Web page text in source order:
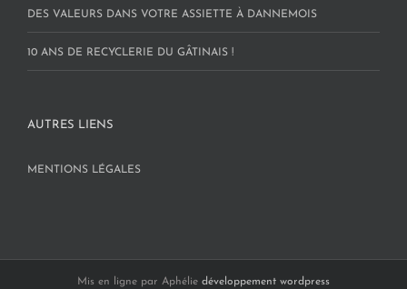
DES VALEURS DANS VOTRE ASSIETTE À DANNEMOIS
10 ANS DE RECYCLERIE DU GÂTINAIS !
AUTRES LIENS
MENTIONS LÉGALES
Mis en ligne par Aphélie développement wordpress